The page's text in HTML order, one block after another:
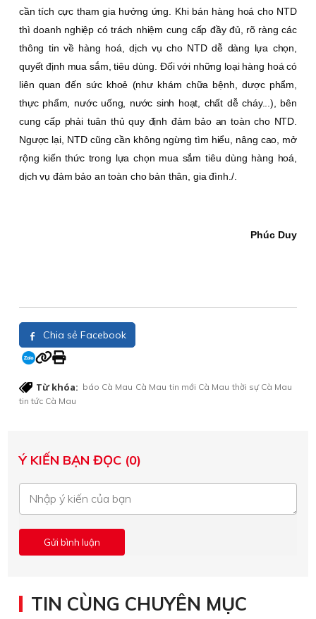
cần tích cực tham gia hưởng ứng. Khi bán hàng hoá cho NTD
thì doanh nghiệp có trách nhiệm cung cấp đầy đủ, rõ ràng các
thông tin về hàng hoá, dịch vụ cho NTD dễ dàng lựa chọn,
quyết định mua sắm, tiêu dùng. Ðối với những loại hàng hoá có
liên quan đến sức khoẻ (như khám chữa bệnh, dược phẩm,
thực phẩm, nước uống, nước sinh hoạt, chất dễ cháy...), bên
cung cấp phải tuân thủ quy định đảm bảo an toàn cho NTD.
Ngược lại, NTD cũng cần không ngừng tìm hiểu, nâng cao, mở
rộng kiến thức trong lựa chọn mua sắm tiêu dùng hàng hoá,
dịch vụ đảm bảo an toàn cho bản thân, gia đình./.
Phúc Duy
Chia sẻ Facebook
Từ khóa: báo Cà Mau Cà Mau tin mới Cà Mau thời sự Cà Mau
tin tức Cà Mau
Ý KIẾN BẠN ĐỌC (0)
TIN CÙNG CHUYÊN MỤC